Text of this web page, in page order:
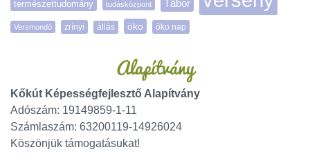
természettudomány tudásközpont Tábor
Versmondó zrínyi állás öko öko nap
Alapítvány
Kőkút Képességfejlesztő Alapítvány
Adószám: 19149859-1-11
Számlaszám: 63200119-14926024
Köszönjük támogatásukat!